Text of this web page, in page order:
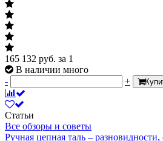
165 132 руб. за 1
В наличии много
-
+
Статьи
Все обзоры и советы
Ручная цепная таль –